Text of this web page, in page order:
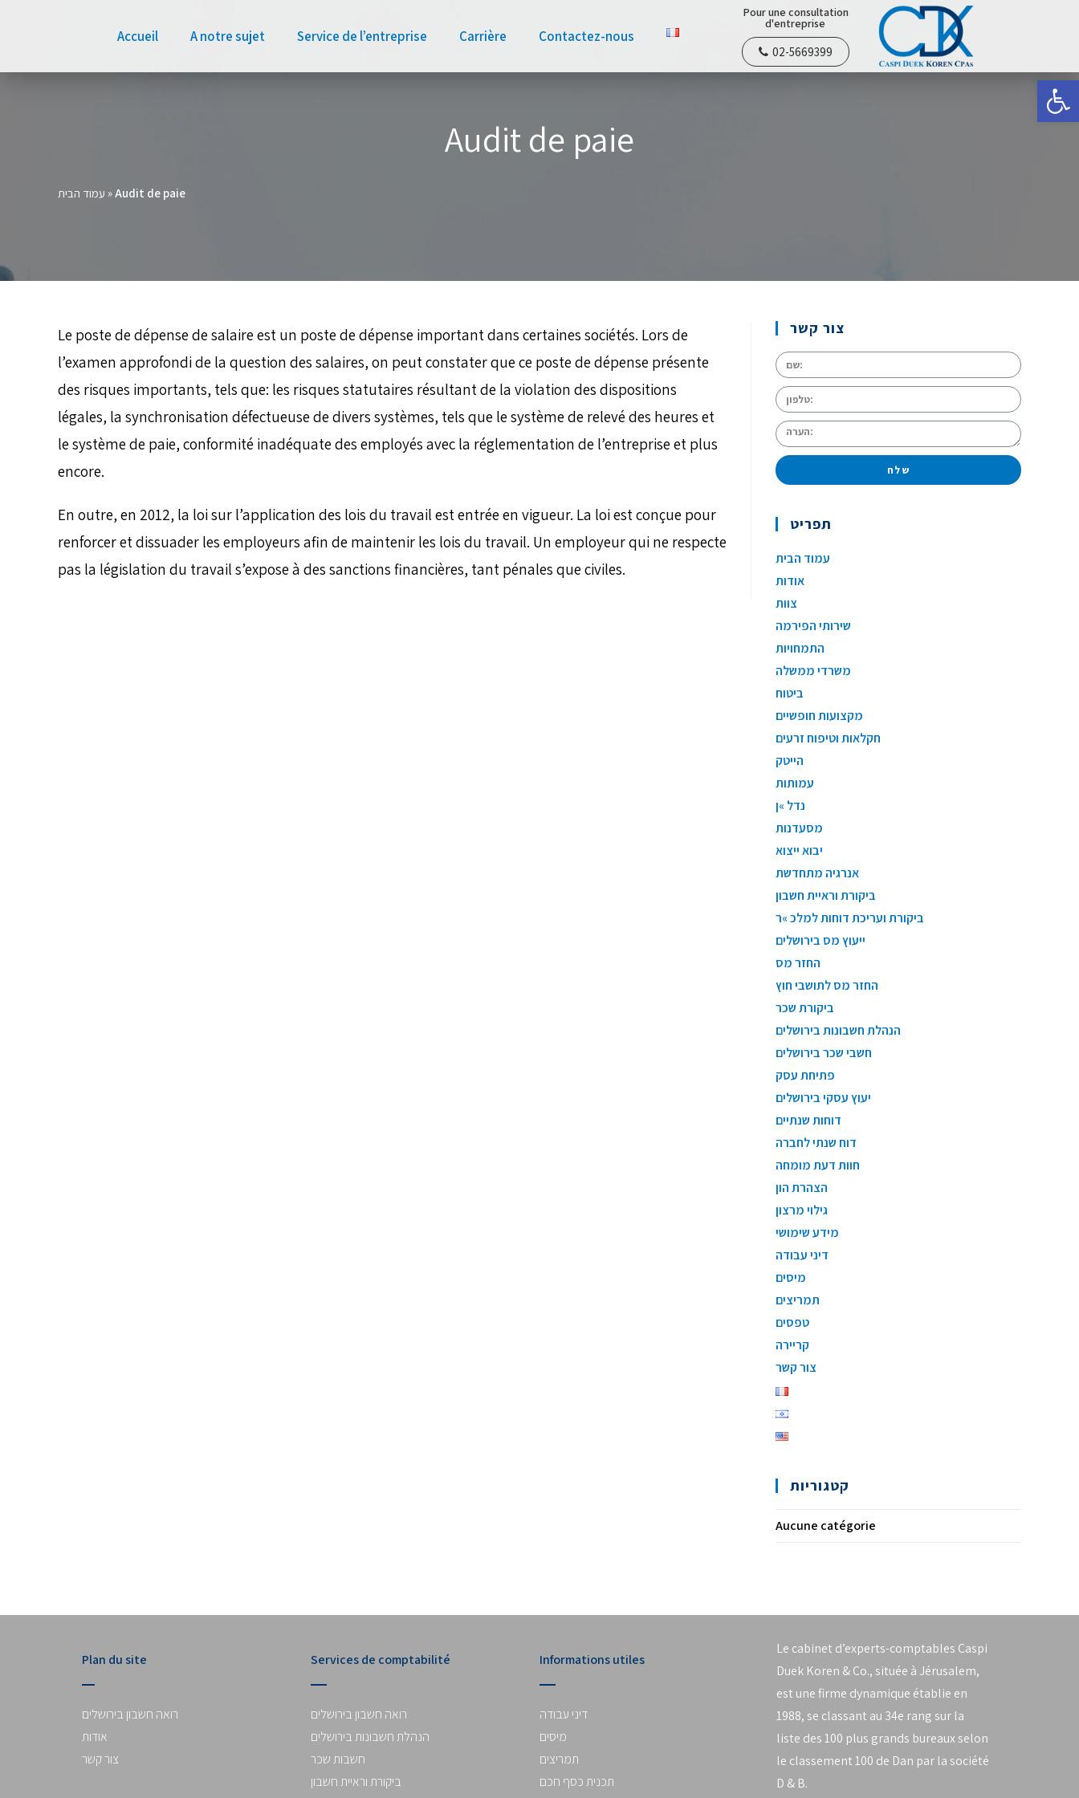
Accueil A notre sujet Service de l’entreprise Carrière Contactez-nous
Pour une consultation
d'entreprise
02-5669399
Audit de paie
עמוד הבית »Audit de paie
Le poste de dépense de salaire est un poste de dépense important dans certaines sociétés. Lors de
l’examen approfondi de la question des salaires, on peut constater que ce poste de dépense présente
des risques importants, tels que: les risques statutaires résultant de la violation des dispositions
légales, la synchronisation défectueuse de divers systèmes, tels que le système de relevé des heures et
le système de paie, conformité inadéquate des employés avec la réglementation de l’entreprise et plus
encore.
En outre, en 2012, la loi sur l’application des lois du travail est entrée en vigueur. La loi est conçue pour
renforcer et dissuader les employeurs afin de maintenir les lois du travail. Un employeur qui ne respecte
pas la législation du travail s’expose à des sanctions financières, tant pénales que civiles.
צור קשר
שלח
תפריט
עמוד הבית
אודות
צוות
שירותי הפירמה
התמחויות
משרדי ממשלה
ביטוח
מקצועות חופשיים
חקלאות וטיפוח זרעים
הייטק
עמותות
נדל »ן
מסעדנות
יבוא ייצוא
אנרגיה מתחדשת
ביקורת וראיית חשבון
ביקורת ועריכת דוחות למלכ »ר
ייעוץ מס בירושלים
החזר מס
החזר מס לתושבי חוץ
ביקורת שכר
הנהלת חשבונות בירושלים
חשבי שכר בירושלים
פתיחת עסק
יעוץ עסקי בירושלים
דוחות שנתיים
דוח שנתי לחברה
חוות דעת מומחה
הצהרת הון
גילוי מרצון
מידע שימושי
דיני עבודה
מיסים
תמריצים
טפסים
קריירה
צור קשר
קטגוריות
Aucune catégorie
02-5669399Plan du site
רואה חשבון בירושלים
אודות
צור קשר
Services de comptabilité
רואה חשבון בירושלים
הנהלת חשבונות בירושלים
חשבות שכר
ביקורת וראיית חשבון
Informations utiles
דיני עבודה
מיסים
תמריצים
תכנית כסף חכם
Le cabinet d’experts-comptables Caspi
Duek Koren & Co., située à Jérusalem,
est une firme dynamique établie en
1988, se classant au 34e rang sur la
liste des 100 plus grands bureaux selon
le classement 100 de Dan par la société
D & B.
Ouvrir la barre d’outils